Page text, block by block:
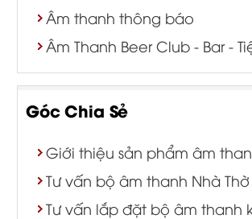
Âm thanh thông báo
Âm Thanh Beer Club - Bar -
Góc Chia Sẻ
Giới thiệu sản phẩm âm
Tư vấn bộ âm thanh Nhà Thờ
Tư vấn lắp đặt bộ âm thanh